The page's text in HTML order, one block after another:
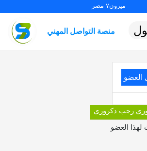
ميزون٧ مصر
منصة التواصل المهني
العضو
رجب دكروري
لهذا العضو